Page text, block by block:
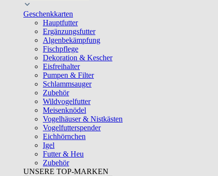
Geschenkkarten
Hauptfutter
Ergänzungsfutter
Algenbekämpfung
Fischpflege
Dekoration & Kescher
Eisfreihalter
Pumpen & Filter
Schlammsauger
Zubehör
Wildvogelfutter
Meisenknödel
Vogelhäuser & Nistkästen
Vogelfutterspender
Eichhörnchen
Igel
Futter & Heu
Zubehör
UNSERE TOP-MARKEN